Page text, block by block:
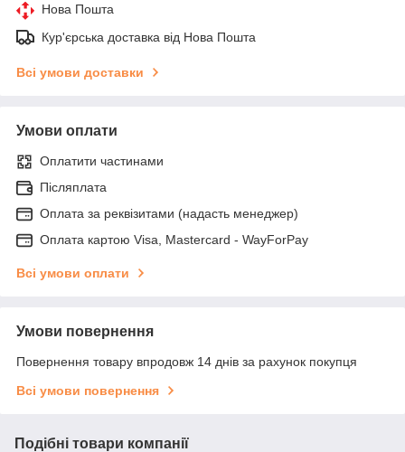
Нова Пошта
Кур'єрська доставка від Нова Пошта
Всі умови доставки
Умови оплати
Оплатити частинами
Післяплата
Оплата за реквізитами (надасть менеджер)
Оплата картою Visa, Mastercard - WayForPay
Всі умови оплати
Умови повернення
Повернення товару впродовж 14 днів за рахунок покупця
Всі умови повернення
Подібні товари компанії